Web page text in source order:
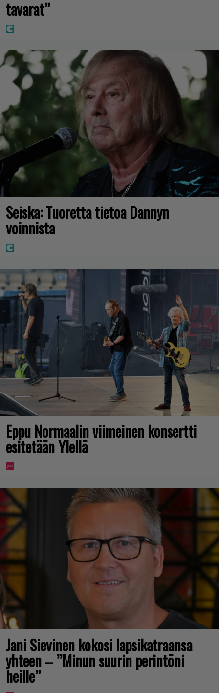
tavarat”
Seiska: Tuoretta tietoa Dannyn
voinnista
Eppu Normaalin viimeinen konsertti
esitetään Ylellä
Jani Sievinen kokosi lapsikatraansa
yhteen – ”Minun suurin perintöni
heille”